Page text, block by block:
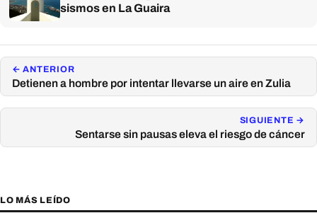
sismos en La Guaira
← ANTERIOR
Detienen a hombre por intentar llevarse un aire en Zulia
SIGUIENTE →
Sentarse sin pausas eleva el riesgo de cáncer
LO MÁS LEÍDO